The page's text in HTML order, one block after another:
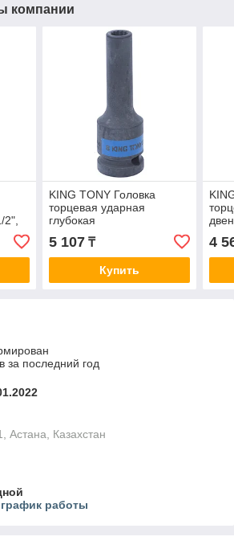
компании
2",
KING TONY Головка
торцевая ударная
глубокая
двенадцатигранная 1/2", 8
мм KING TONY 443008M
5 107₸
Купить
4
за последний год
Астана, Казахстан
работы